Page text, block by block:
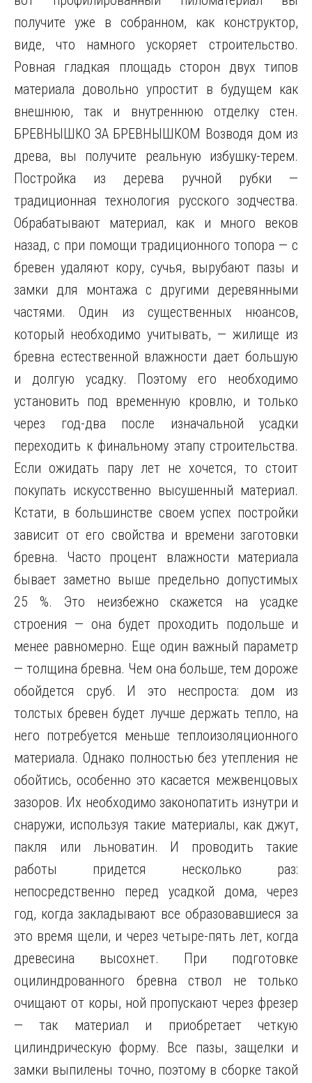
получите уже в собранном, как конструктор,
виде, что намного ускоряет строительство.
Ровная гладкая площадь сторон двух типов
материала довольно упростит в будущем как
внешнюю, так и внутреннюю отделку стен.
БРЕВНЫШКО ЗА БРЕВНЫШКОМ Возводя дом из
древа, вы получите реальную избушку-терем.
Постройка из дерева ручной рубки —
традиционная технология русского зодчества.
Обрабатывают материал, как и много веков
назад, с при помощи традиционного топора — с
бревен удаляют кору, сучья, вырубают пазы и
замки для монтажа с другими деревянными
частями. Один из существенных нюансов,
который необходимо учитывать, — жилище из
бревна естественной влажности дает большую
и долгую усадку. Поэтому его необходимо
установить под временную кровлю, и только
через год-два после изначальной усадки
переходить к финальному этапу строительства.
Если ожидать пару лет не хочется, то стоит
покупать искусственно высушенный материал.
Кстати, в большинстве своем успех постройки
зависит от его свойства и времени заготовки
бревна. Часто процент влажности материала
бывает заметно выше предельно допустимых
25 %. Это неизбежно скажется на усадке
строения — она будет проходить подольше и
менее равномерно. Еще один важный параметр
— толщина бревна. Чем она больше, тем дороже
обойдется сруб. И это неспроста: дом из
толстых бревен будет лучше держать тепло, на
него потребуется меньше теплоизоляционного
материала. Однако полностью без утепления не
обойтись, особенно это касается межвенцовых
зазоров. Их необходимо законопатить изнутри и
снаружи, используя такие материалы, как джут,
пакля или льноватин. И проводить такие
работы придется несколько раз:
непосредственно перед усадкой дома, через
год, когда закладывают все образовавшиеся за
это время щели, и через четыре-пять лет, когда
древесина высохнет. При подготовке
оцилиндрованного бревна ствол не только
очищают от коры, ной пропускают через фрезер
— так материал и приобретает четкую
цилиндрическую форму. Все пазы, защелки и
замки выпилены точно, поэтому в сборке такой